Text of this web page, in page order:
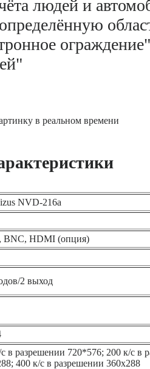
людей и
"
в реальном времени
NVD-216a
BNC, HDMI (опция)
2 выход
в разрешении 720*576; 200 к/с в
400 к/с в разрешении 360х288